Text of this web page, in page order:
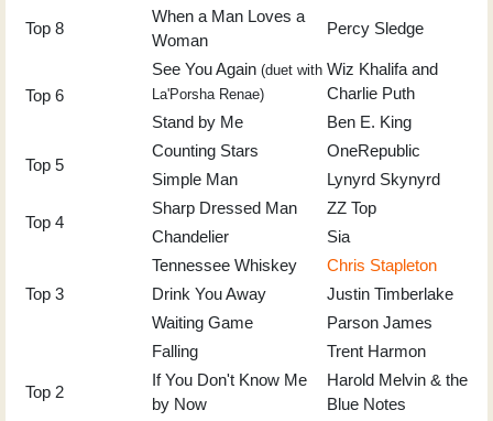
Top 8
When a Man Loves a
Woman
Percy Sledge
Top 6
See You Again (duet with
La'Porsha Renae)
Wiz Khalifa and
Charlie Puth
Stand by Me
Ben E. King
Top 5
Counting Stars
OneRepublic
Simple Man
Lynyrd Skynyrd
Top 4
Sharp Dressed Man
ZZ Top
Chandelier
Sia
Top 3
Tennessee Whiskey
Chris Stapleton
Drink You Away
Justin Timberlake
Waiting Game
Parson James
Top 2
Falling
Trent Harmon
If You Don't Know Me
by Now
Harold Melvin & the
Blue Notes